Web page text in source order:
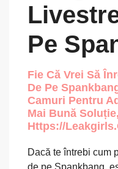
Pe
Fie Că Vrei Să
De Pe
Camuri Pentru
Mai Bună
Https://
Dacă te întrebi cum
de pe Spankbang,